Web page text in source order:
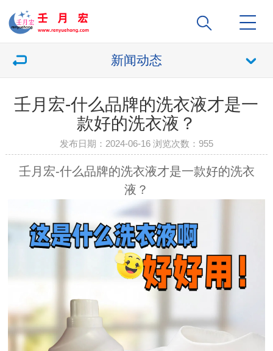
新闻动态
壬月宏-什么品牌的洗衣液才是一
款好的洗衣液？
发布日期：2024-06-16 浏览次数： 955
壬月宏-什么品牌的洗衣液才是一款好的洗衣
液？